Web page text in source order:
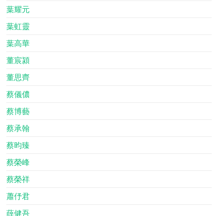
葉耀元
葉虹靈
葉高華
董宸潁
董思齊
蔡儀儂
蔡博藝
蔡承翰
蔡昀臻
蔡榮峰
蔡榮祥
蕭伃君
薛健吾